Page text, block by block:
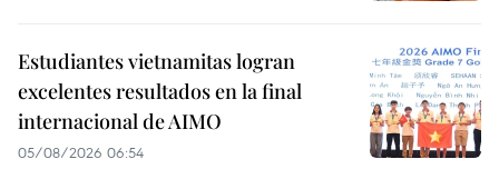
Estudiantes vietnamitas logran
excelentes resultados en la final
internacional de AIMO
05/08/2026 06:54